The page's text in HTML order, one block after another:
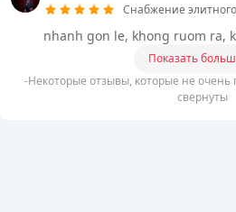
Снабжение
nhanh gon le, khong ruom ra,
Показать
-Некоторые отзывы, которые не очень
свернуты